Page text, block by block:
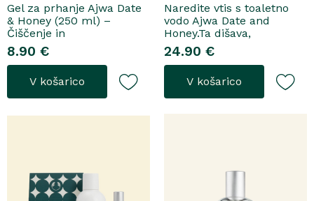
Gel za prhanje Ajwa Date
& Honey (250 ml) –
Čiščenje in
pomladitevSpremenite
svoje vsakodnevno
prhanje v razkošen
orientalski ritual z gelom
za prhanje Ajwa Date &
8.90 €
V košarico
Naredite vtis s toaletno
vodo Ajwa Date and
Honey.Ta dišava,
zasnovana tako za
razkošne priložnosti kot
za vsakodnevno nošenje,
se odpre z notami suhega
grozdja, labana in frezije,
24.90 €
V košarico